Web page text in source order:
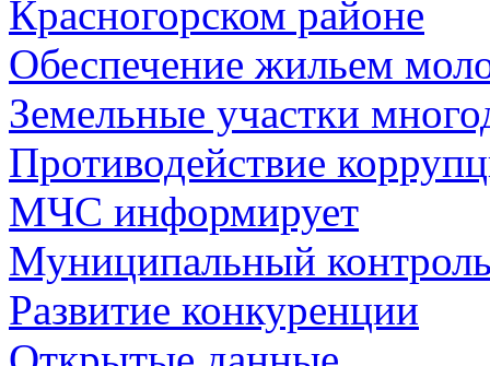
Красногорском районе
Обеспечение жильем
Земельные участки
Противодействие
МЧС информирует
Муниципальный
Развитие конкуренции